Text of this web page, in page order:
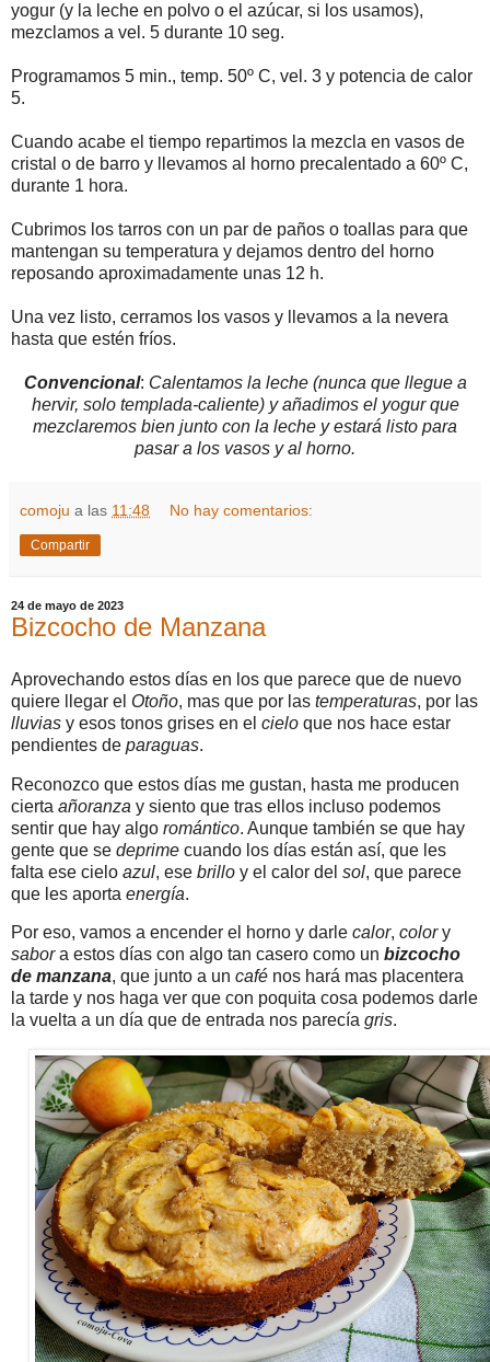
yogur (y la leche en polvo o el azúcar, si los usamos),
mezclamos a vel. 5 durante 10 seg.
Programamos 5 min., temp. 50º C, vel. 3 y potencia de calor
5.
Cuando acabe el tiempo repartimos la mezcla en vasos de
cristal o de barro y llevamos al horno precalentado a 60º C,
durante 1 hora.
Cubrimos los tarros con un par de paños o toallas para que
mantengan su temperatura y dejamos dentro del horno
reposando aproximadamente unas 12 h.
Una vez listo, cerramos los vasos y llevamos a la nevera
hasta que estén fríos.
Convencional: Calentamos la leche (nunca que llegue a
hervir, solo templada-caliente) y añadimos el yogur que
mezclaremos bien junto con la leche y estará listo para
pasar a los vasos y al horno.
comoju a las 11:48 No hay comentarios:
Compartir
24 de mayo de 2023
Bizcocho de Manzana
Aprovechando estos días en los que parece que de nuevo
quiere llegar el Otoño, mas que por las temperaturas, por las
lluvias y esos tonos grises en el cielo que nos hace estar
pendientes de paraguas.
Reconozco que estos días me gustan, hasta me producen
cierta añoranza y siento que tras ellos incluso podemos
sentir que hay algo romántico. Aunque también se que hay
gente que se deprime cuando los días están así, que les
falta ese cielo azul, ese brillo y el calor del sol, que parece
que les aporta energía.
Por eso, vamos a encender el horno y darle calor, colory
sabora estos días con algo tan casero como un bizcocho
de manzana, que junto a un café nos hará mas placentera
la tarde y nos haga ver que con poquita cosa podemos darle
la vuelta a un día que de entrada nos parecía gris.